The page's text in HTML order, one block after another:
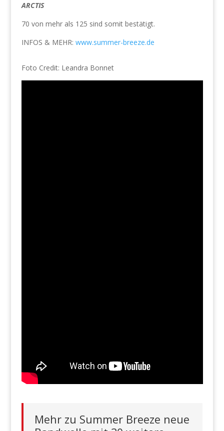
ARCTIS
70 von mehr als 125 sind somit bestätigt.
INFOS & MEHR: www.summer-breeze.de
Foto Credit: Leandra Bonnet
Mehr zu Summer Breeze neue